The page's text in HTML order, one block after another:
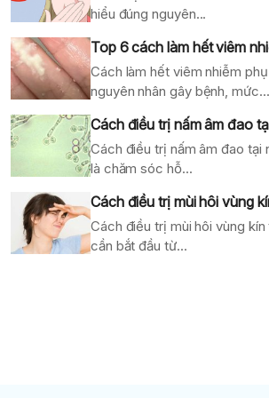
hiểu đúng nguyên...
Top 6 cách làm hết viêm
Cách làm hết viêm nhiễm
nguyên nhân gây bệnh, mức...
Cách điều trị nấm âm đao
Cách điều trị nấm âm đao tại
là chăm sóc hỗ...
Cách điều trị mùi hôi vùng
Cách điều trị mùi hôi vùng kín
cần bắt đầu từ...